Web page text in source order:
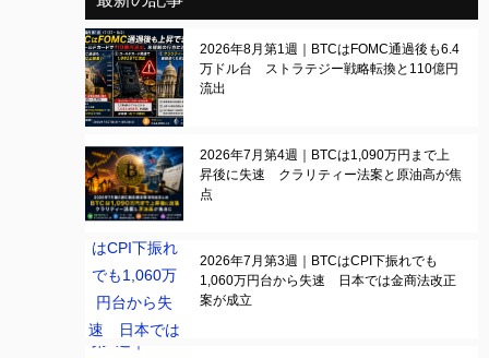
2026年8月第1週｜BTCはFOMC通過後も6.4
万ドル台 ストラテジー戦略転換と110億円
流出
2026年7月第4週｜BTCは1,090万円まで上
昇後に失速 クラリティー法案と原油高が焦
点
2026年7月第3週｜BTCはCPI下振れでも
1,060万円台から失速 日本では金商法改正
案が成立